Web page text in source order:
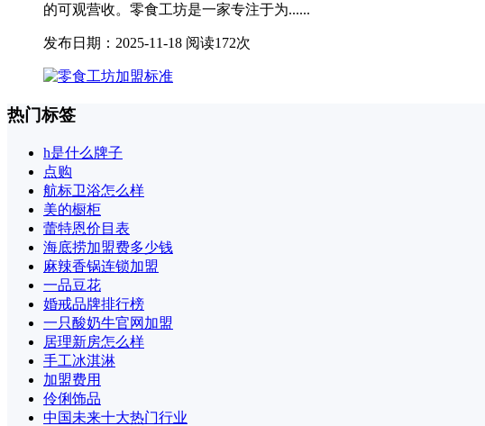
的可观营收。零食工坊是一家专注于为......
发布日期：2025-11-18 阅读172次
热门标签
h是什么牌子
点购
航标卫浴怎么样
美的橱柜
蕾特恩价目表
海底捞加盟费多少钱
麻辣香锅连锁加盟
一品豆花
婚戒品牌排行榜
一只酸奶牛官网加盟
居理新房怎么样
手工冰淇淋
加盟费用
伶俐饰品
中国未来十大热门行业